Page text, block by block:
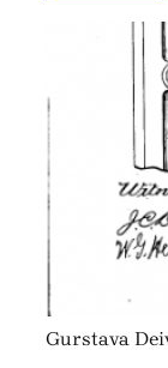
Gurstava